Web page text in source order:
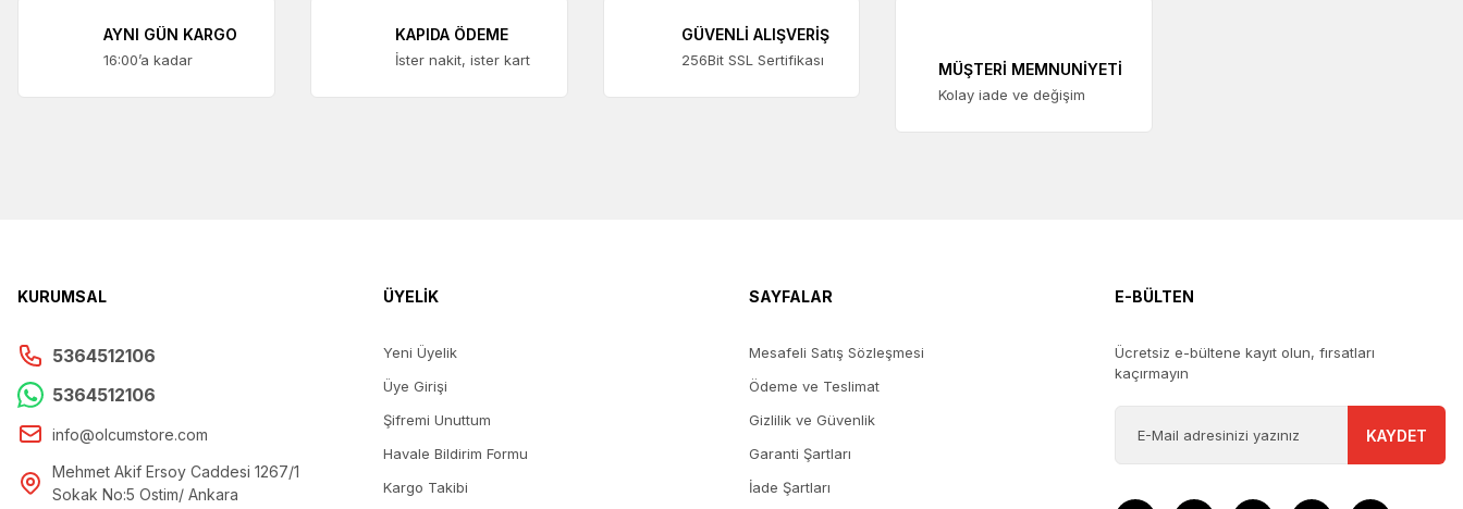
AYNI GÜN KARGO
16:00’a kadar
KAPIDA ÖDEME
İster nakit, ister kart
GÜVENLİ ALIŞVERİŞ
256Bit SSL Sertifikası MÜŞTERİ MEMNUNİYETİ
Kolay iade ve değişim
KURUMSAL
5364512106
5364512106
info@olcumstore.com
Mehmet Akif Ersoy Caddesi 1267/1
Sokak No:5 Ostim/ Ankara
ÜYELİK
Yeni Üyelik
Üye Girişi
Şifremi Unuttum
Havale Bildirim Formu
Kargo Takibi
SAYFALAR
Mesafeli Satış Sözleşmesi
Ödeme ve Teslimat
Gizlilik ve Güvenlik
Garanti Şartları
İade Şartları
E-BÜLTEN
Ücretsiz e-bültene kayıt olun, fırsatları
kaçırmayın
KAYDET